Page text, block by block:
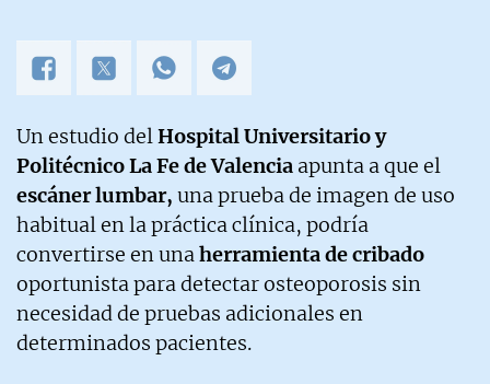
Un estudio delHospital Universitario y
Politécnico La Fe de Valencia apunta a que el
escáner lumbar, una prueba de imagen de uso
habitual en la práctica clínica, podría
convertirse en unaherramienta de cribado
oportunista para detectar osteoporosis sin
necesidad de pruebas adicionales en
determinados pacientes.